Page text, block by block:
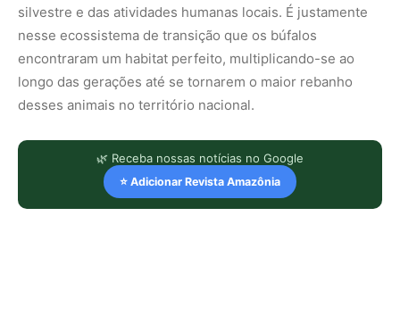
silvestre e das atividades humanas locais. É justamente
nesse ecossistema de transição que os búfalos
encontraram um habitat perfeito, multiplicando-se ao
longo das gerações até se tornarem o maior rebanho
desses animais no território nacional.
🌿 Receba nossas notícias no Google
⭐ Adicionar Revista Amazônia